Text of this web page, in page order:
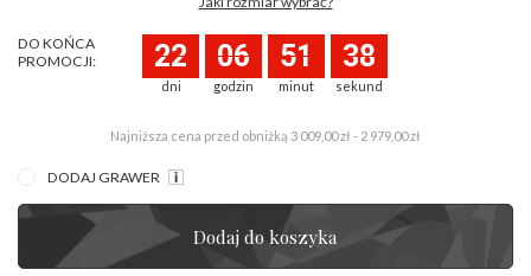
DO KOŃCA
PROMOCJI:
dni
22
godzin
06
minut
51
sekund
38
Najniższa cena przed obniżką 3 009,00 zł - 2 979,00 zł
DODAJ GRAWER
Dodaj do koszyka